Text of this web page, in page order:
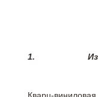
1.
Кварц-